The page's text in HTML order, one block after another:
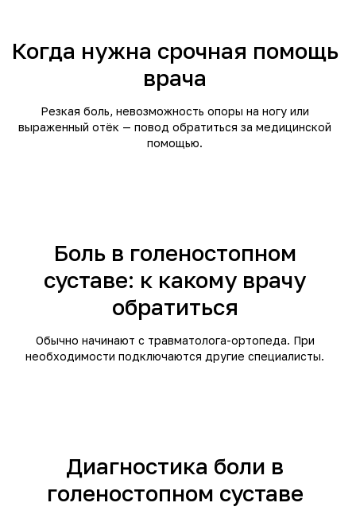
Когда нужна срочная помощь
врача
Резкая боль, невозможность опоры на ногу или
выраженный отёк — повод обратиться за медицинской
помощью.
Боль в голеностопном
суставе: к какому врачу
обратиться
Обычно начинают с травматолога-ортопеда. При
необходимости подключаются другие специалисты.
Диагностика боли в
голеностопном суставе
Ответы на вопросы
Инфоцентр
Контакты
ФЕРМАТРОН® ПЛЮС